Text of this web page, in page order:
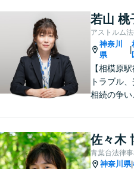
域に根ざし
ラブルでお
軽にご相
若山 桃
アストルム
神奈川
県
【相模原
トラブル
相続の争い
貫対応、
指します
留分・調停
佐々木
青葉台法律
神奈川県|